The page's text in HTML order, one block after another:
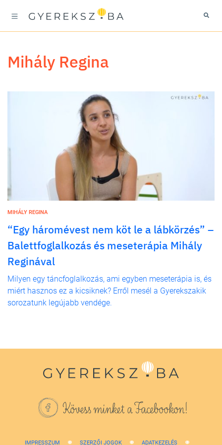
Mihály Regina
MIHÁLY REGINA
“Egy háromévest nem köt le a lábkörzés” –
Balettfoglalkozás és meseterápia Mihály
Reginával
Milyen egy táncfoglalkozás, ami egyben meseterápia is, és
miért hasznos ez a kicsiknek? Erről mesél a Gyerekszakik
sorozatunk legújabb vendége.
Kövess minket a Facebookon!
IMPRESSZUM SZERZŐI JOGOK ADATKEZELÉS